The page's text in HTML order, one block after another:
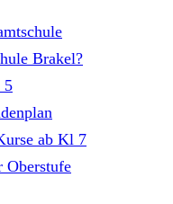
Brakel?
5
ab Kl 7
Oberstufe